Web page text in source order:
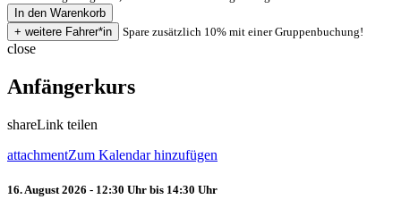
Spare zusätzlich 10% mit einer Gruppenbuchung!
close
Anfängerkurs
shareLink teilen
attachmentZum Kalendar hinzufügen
16. August 2026 - 12:30 Uhr bis 14:30 Uhr